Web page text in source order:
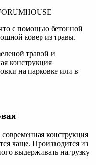
с помощью бетонной
ковер из травы.
травой и
конструкция
на парковке или в
современная конструкция
чаще. Производится из
выдерживать нагрузку